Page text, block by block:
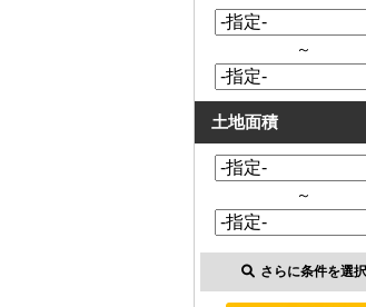
～
土地面積
～
さらに条件を選択